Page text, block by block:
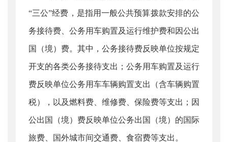
“三公”经费，是指用一般公共预算拨款安排的公
务接待费、公务用车购置及运行维护费和因公出
国（境）费。其中，公务接待费反映单位按规定
开支的各类公务接待支出；公务用车购置及运行
费反映单位公务用车车辆购置支出（含车辆购置
税），以及燃料费、维修费、保险费等支出；因
公出国（境）费反映单位公务出国（境）的国际
旅费、国外城市间交通费、食宿费等支出。